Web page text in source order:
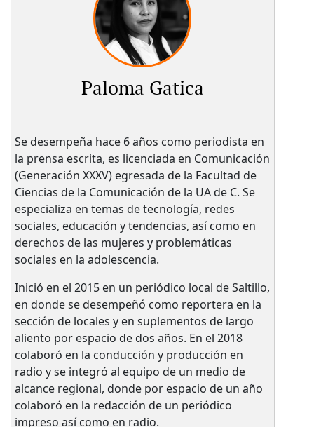
Paloma Gatica
Se desempeña hace 6 años como periodista en
la prensa escrita, es licenciada en Comunicación
(Generación XXXV) egresada de la Facultad de
Ciencias de la Comunicación de la UA de C. Se
especializa en temas de tecnología, redes
sociales, educación y tendencias, así como en
derechos de las mujeres y problemáticas
sociales en la adolescencia.
Inició en el 2015 en un periódico local de Saltillo,
en donde se desempeñó como reportera en la
sección de locales y en suplementos de largo
aliento por espacio de dos años. En el 2018
colaboró en la conducción y producción en
radio y se integró al equipo de un medio de
alcance regional, donde por espacio de un año
colaboró en la redacción de un periódico
impreso así como en radio.